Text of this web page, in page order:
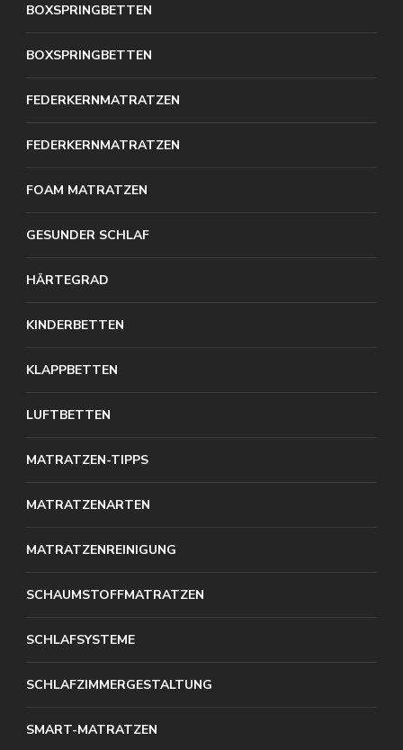
BOXSPRINGBETTEN
BOXSPRINGBETTEN
FEDERKERNMATRATZEN
FEDERKERNMATRATZEN
FOAM MATRATZEN
GESUNDER SCHLAF
HÄRTEGRAD
KINDERBETTEN
KLAPPBETTEN
LUFTBETTEN
MATRATZEN-TIPPS
MATRATZENARTEN
MATRATZENREINIGUNG
SCHAUMSTOFFMATRATZEN
SCHLAFSYSTEME
SCHLAFZIMMERGESTALTUNG
SMART-MATRATZEN